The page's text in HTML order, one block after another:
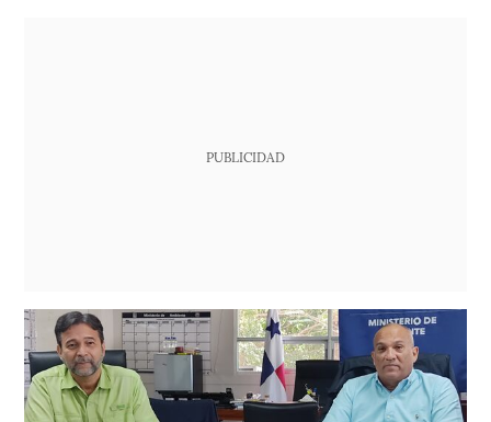
PUBLICIDAD